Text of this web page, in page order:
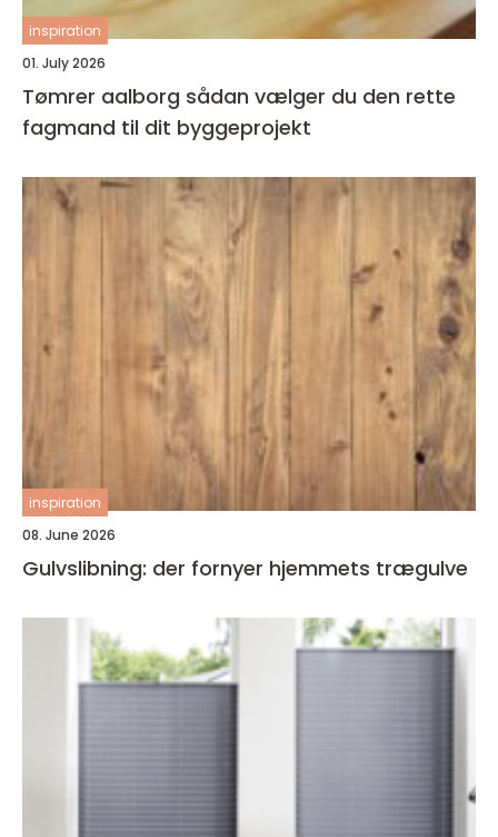
inspiration
01. July 2026
Tømrer aalborg sådan vælger du den rette
fagmand til dit byggeprojekt
inspiration
08. June 2026
Gulvslibning: der fornyer hjemmets trægulve